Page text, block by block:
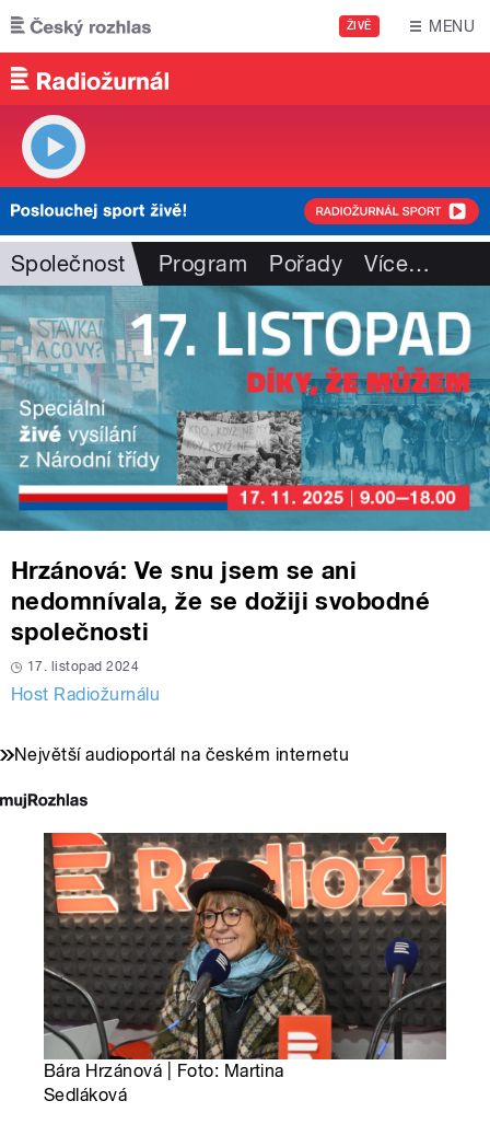
Přejít k hlavnímu obsahu
ŽIVĚ MENU
Společnost Program Pořady Více…
Hrzánová: Ve snu jsem se ani
nedomnívala, že se dožiji svobodné
společnosti
17. listopad 2024
Host Radiožurnálu
Největší audioportál na českém internetu
Bára Hrzánová | Foto: Martina
Sedláková